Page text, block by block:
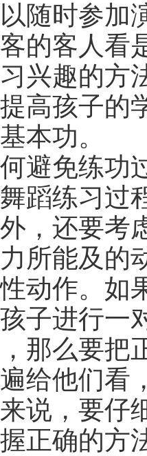
随时参加
的客人看
兴趣的方
高孩子的
本功。
避免练功
蹈练习过
，还要考
所能及的
动作。如
子进行一
那么要把
给他们看
说，要仔
正确的方